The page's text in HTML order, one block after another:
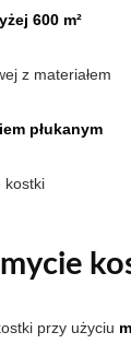
600 m²
z materiałem
płukanym
kostki
przy użyciu